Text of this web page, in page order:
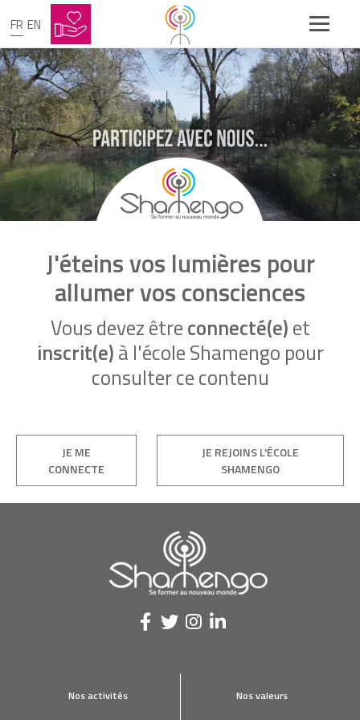
FR EN
J'éteins vos lumières pour
allumer vos consciences
Vous devez êtreconnecté(e)et
inscrit(e)à l'école Shamengo pour
consulter ce contenu
JE ME
CONNECTE
JE REJOINS L'ÉCOLE
SHAMENGO
Nos activités Nos valeurs